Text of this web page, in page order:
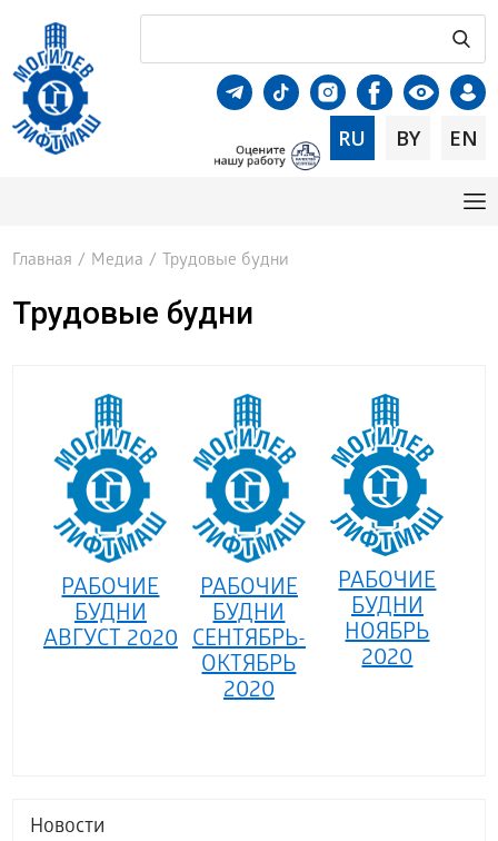
RU BY EN
Главная / Медиа / Трудовые будни
Трудовые будни
Новости
РАБОЧИЕ
БУДНИ
АВГУСТ 2020
РАБОЧИЕ
БУДНИ
СЕНТЯБРЬ-
ОКТЯБРЬ
2020
РАБОЧИЕ
БУДНИ
НОЯБРЬ
2020